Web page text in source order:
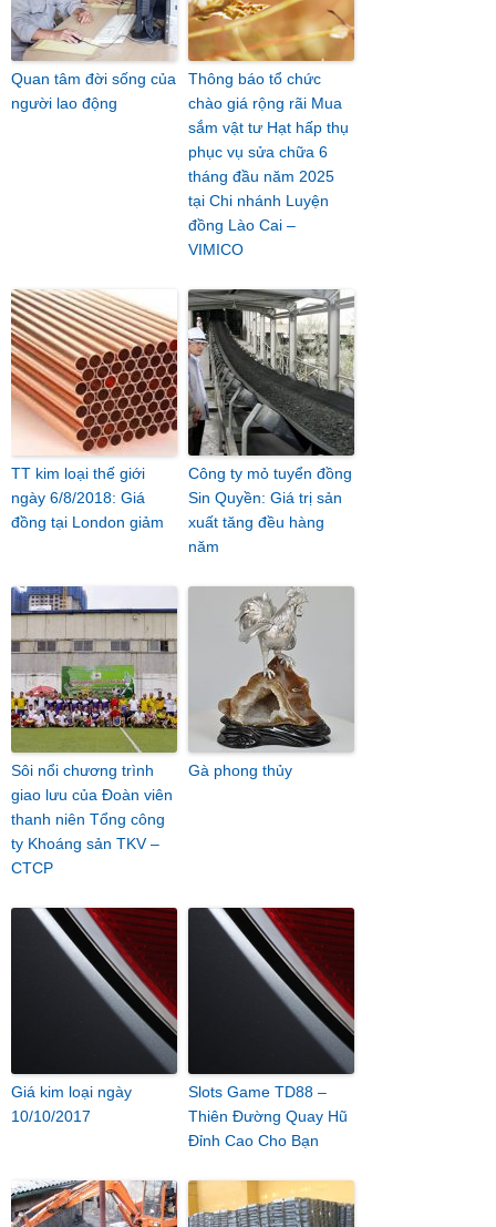
Quan tâm đời sống của
người lao động
Thông báo tổ chức
chào giá rộng rãi Mua
sắm vật tư Hạt hấp thụ
phục vụ sửa chữa 6
tháng đầu năm 2025
tại Chi nhánh Luyện
đồng Lào Cai –
VIMICO
TT kim loại thế giới
ngày 6/8/2018: Giá
đồng tại London giảm
Công ty mỏ tuyển đồng
Sin Quyền: Giá trị sản
xuất tăng đều hàng
năm
Sôi nổi chương trình
giao lưu của Đoàn viên
thanh niên Tổng công
ty Khoáng sản TKV –
CTCP
Gà phong thủy
Giá kim loại ngày
10/10/2017
Slots Game TD88 –
Thiên Đường Quay Hũ
Đỉnh Cao Cho Bạn